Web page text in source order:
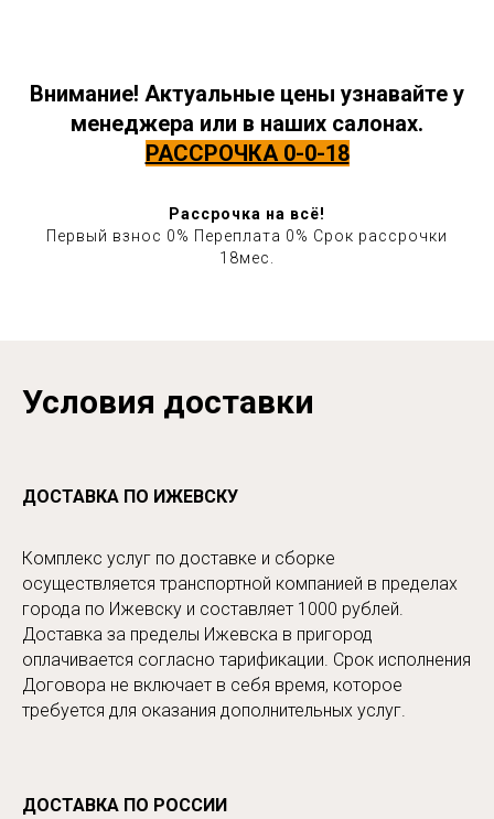
Внимание! Актуальные цены узнавайте у
менеджера или в наших салонах.
РАССРОЧКА 0-0-18
Рассрочка на всё!
Первый взнос 0% Переплата 0% Срок рассрочки
18мес.
Условия доставки
ДОСТАВКА ПО ИЖЕВСКУ
Комплекс услуг по доставке и сборке
осуществляется транспортной компанией в пределах
города по Ижевску и составляет 1000 рублей.
Доставка за пределы Ижевска в пригород
оплачивается согласно тарификации. Срок исполнения
Договора не включает в себя время, которое
требуется для оказания дополнительных услуг.
ДОСТАВКА ПО РОССИИ